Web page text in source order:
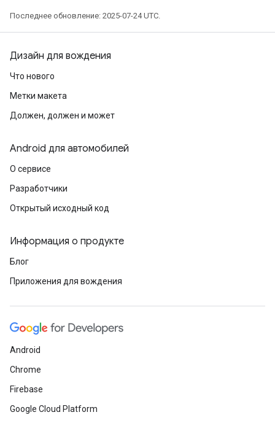
Последнее обновление: 2025-07-24 UTC.
Дизайн для вождения
Что нового
Метки макета
Должен, должен и может
Android для автомобилей
О сервисе
Разработчики
Открытый исходный код
Информация о продукте
Блог
Приложения для вождения
Android
Chrome
Firebase
Google Cloud Platform